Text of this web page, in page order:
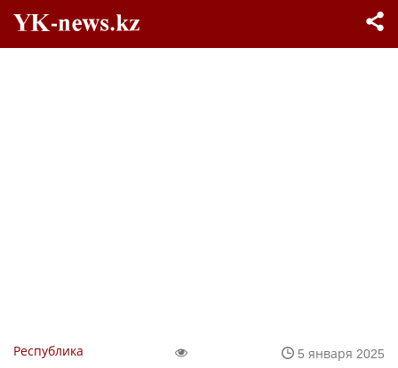
Республика
5 января 2025